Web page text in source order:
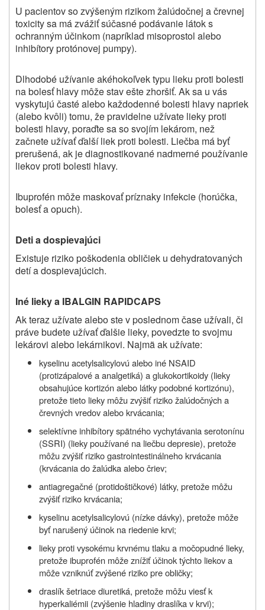
U pacientov so zvýšeným rizikom žalúdočnej a črevnej
toxicity sa má zvážiť súčasné podávanie látok s
ochranným účinkom (napríklad misoprostol alebo
inhibítory protónovej pumpy).
Dlhodobé užívanie akéhokoľvek typu lieku proti bolesti
na bolesť hlavy môže stav ešte zhoršiť. Ak sa u vás
vyskytujú časté alebo každodenné bolesti hlavy napriek
(alebo kvôli) tomu, že pravidelne užívate lieky proti
bolesti hlavy, poraďte sa so svojím lekárom, než
začnete užívať ďalší liek proti bolesti. Liečba má byť
prerušená, ak je diagnostikované nadmerné používanie
liekov proti bolesti hlavy.
Ibuprofén môže maskovať príznaky infekcie (horúčka,
bolesť a opuch).
Deti a dospievajúci
Existuje riziko poškodenia obličiek u dehydratovaných
detí a dospievajúcich.
Iné lieky a IBALGIN RAPIDCAPS
Ak teraz užívate alebo ste v poslednom čase užívali, či
práve budete užívať ďalšie lieky, povedzte to svojmu
lekárovi alebo lekárnikovi. Najmä ak užívate:
kyselinu acetylsalicylovú alebo iné NSAID
(protizápalové a analgetiká) a glukokortikoidy (lieky
obsahujúce kortizón alebo látky podobné kortizónu),
pretože tieto lieky môžu zvýšiť riziko žalúdočných a
črevných vredov alebo krvácania;
selektívne inhibítory spätného vychytávania serotonínu
(SSRI) (lieky používané na liečbu depresie), pretože
môžu zvýšiť riziko gastrointestinálneho krvácania
(krvácania do žalúdka alebo čriev;
antiagregačné (protidoštičkové) látky, pretože môžu
zvýšiť riziko krvácania;
kyselinu acetylsalicylovú (nízke dávky), pretože môže
byť narušený účinok na riedenie krvi;
liekyproti vysokému krvnému tlaku a močopudné lieky,
pretože ibuprofén môže znížiť účinok týchto liekov a
môže vzniknúť zvýšené riziko pre obličky;
draslík šetriace diuretiká, pretože môžu viesť k
hyperkaliémii (zvýšenie hladiny draslíka v krvi);